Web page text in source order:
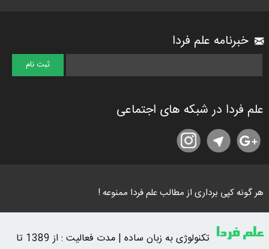
خبرنامه علم فردا
علم فردا در شبکه های اجتماعی
هر گونه کپی برداری از مطالب علم فردا ممنوعه !
علم فردا تکنولوژی به زبان ساده | مدت فعالیت : از 1389 تا